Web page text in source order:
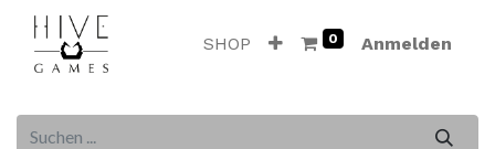
SHOP 0 Anmelden